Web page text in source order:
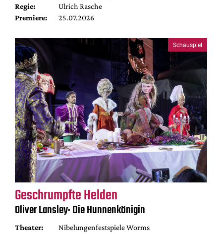
Regie:
Ulrich Rasche
Premiere:
25.07.2026
Schauspiel
Geschrumpfte Helden
Oliver Lansley: Die Hunnenkönigin
Theater:
Nibelungenfestspiele Worms